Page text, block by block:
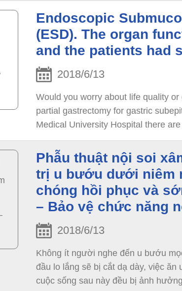
Endoscopic
(ESD). The organ
and the patients had
2018/6/13
Would you worry about life quality
partial gastrectomy for gastric
Medical University Hospital there
received endoscopic submucosal
Phẫu thuật nội soi
trị u bướu dưới niêm
chóng hồi phục và
– Bảo vệ chức năng
2018/6/13
Không ít người nghe đến u bướu
đầu lo lắng sẽ bị cắt dạ dày, việc ăn
cuộc sống sau này đều bị ảnh